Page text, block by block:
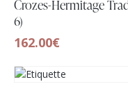
Crozes-Hermitage
6)
162.00€